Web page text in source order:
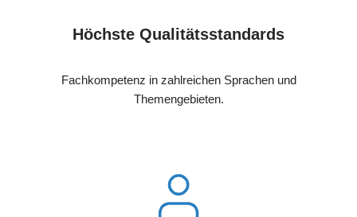
Höchste Qualitätsstandards
Fachkompetenz in zahlreichen Sprachen und
Themengebieten.